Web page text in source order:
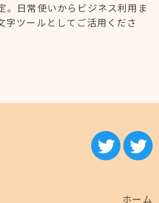
。日常使いからビジネス利用ま
字ツールとしてご活用くださ
ホーム